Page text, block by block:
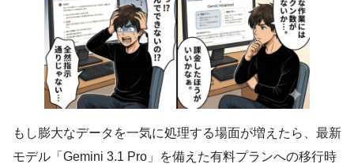
もし膨大なデータを一気に処理する場面が増えたら、最新
モデル「Gemini 3.1 Pro」を備えた有料プランへの移行時